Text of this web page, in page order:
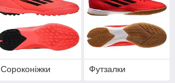
Сороконіжки Футзалки